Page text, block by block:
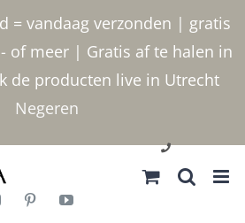
= vandaag verzonden | gratis
of meer | Gratis af te halen in
de producten live in Utrecht
Negeren
030 2400000